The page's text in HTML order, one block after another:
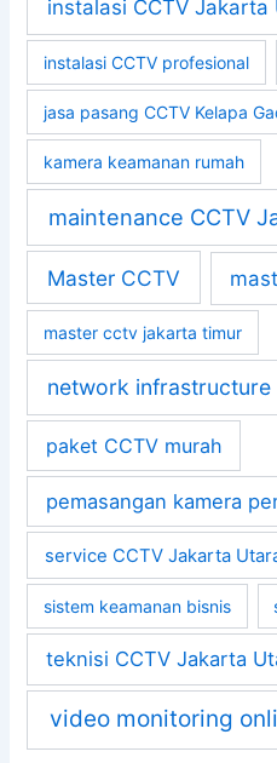
instalasi CCTV Jakarta
instalasi CCTV profesional
jasa pasang CCTV Kelapa
kamera keamanan rumah
maintenance CCTV
Master CCTV
master cctv jakarta timur
network infrastructure
paket CCTV murah
pemasangan kamera
service CCTV Jakarta
sistem keamanan bisnis
teknisi CCTV Jakarta
video monitoring